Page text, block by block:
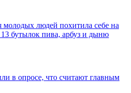
людей похитила себе на
бутылок пива, арбуз и дыню
в опросе, что считают главным